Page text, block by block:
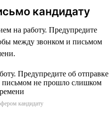
кандидату
на работу. Предупредите
между звонком и письмом
кандидату